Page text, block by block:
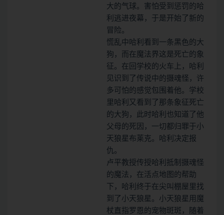
大的气球。害怕受到惩罚的哈
利逃进夜幕，于是开始了新的
冒险。
慌乱中哈利看到一条黑色的大
狗，而在魔法界这是死亡的象
征。在回学校的火车上，哈利
见识到了传说中的摄魂怪，许
多可怕的感觉包围着他。学校
里哈利又看到了那条象征死亡
的大狗，此时哈利也知道了他
父母的死因，一切都归罪于小
天狼星布莱克。哈利决定报
仇。
卢平教授传授哈利抵制摄魂怪
的魔法，在活点地图的帮助
下，哈利终于在尖叫棚屋里找
到了小天狼星。小天狼星用魔
杖直指罗恩的宠物斑斑，随着